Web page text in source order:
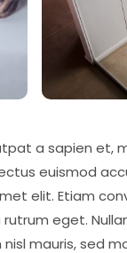
a sapien et,
euismod
elit. Etiam
eget.
mauris, sed